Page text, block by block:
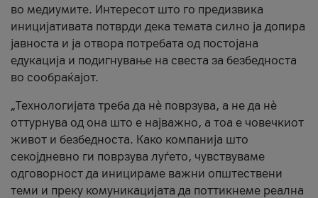
во медиумите. Интересот што го предизвика
иницијативата потврди дека темата силно ја допира
јавноста и ја отвора потребата од постојана
едукација и подигнување на свеста за безбедноста
во сообраќајот.
„Технологијата треба да нè поврзува, а не да нè
оттурнува од она што е најважно, а тоа е човечкиот
живот и безбедноста. Како компанија што
секојдневно ги поврзува луѓето, чувствуваме
одговорност да иницираме важни општествени
теми и преку комуникацијата да поттикнеме реална